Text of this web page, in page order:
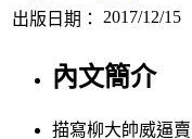
出版日期：
2017/12/15
內文簡介
描寫柳大帥威逼